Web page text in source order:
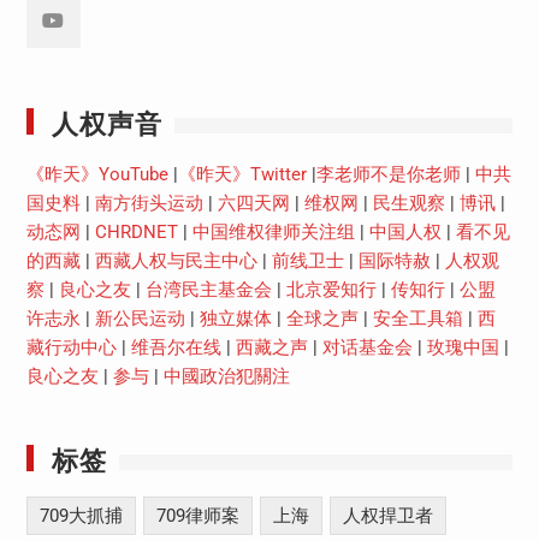
人权声音
《昨天》YouTube| 《昨天》Twitter|李老师不是你老师| 中共
国史料| 南方街头运动 | 六四天网 | 维权网 | 民生观察 | 博讯|
动态网 | CHRDNET| 中国维权律师关注组 | 中国人权 | 看不见
的西藏| 西藏人权与民主中心| 前线卫士| 国际特赦 | 人权观
察 | 良心之友 | 台湾民主基金会 | 北京爱知行| 传知行| 公盟
许志永 | 新公民运动 | 独立媒体| 全球之声| 安全工具箱 | 西
藏行动中心| 维吾尔在线| 西藏之声| 对话基金会 | 玫瑰中国 |
良心之友 | 参与| 中國政治犯關注
标签
709大抓捕 709律师案 上海 人权捍卫者